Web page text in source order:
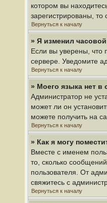
котором вы
зарегистрированы, то
Вернуться к началу
» Я изменил
Если вы уверены, что
сервере. Уведомите
Вернуться к началу
» Моего языка нет в
Администратор не
может ли он
можете получить на
Вернуться к началу
» Как я могу
Вместе с именем
то, сколько
пользователя. От
свяжитесь с
Вернуться к началу